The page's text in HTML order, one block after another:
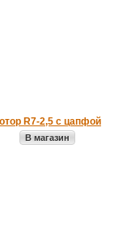
R7-2,5 с цапфой
В магазин